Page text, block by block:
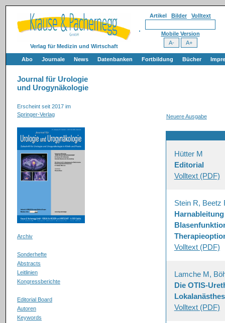
Verlag für Medizin und Wirtschaft
Artikel Bilder Volltext
Mobile Version
Abo Journale News Datenbanken Fortbildung Bücher
Journal für Urologie
und Urogynäkologie
Erscheint seit 2017 im
Springer-Verlag
Archiv
Sonderhefte
Abstracts
Leitlinien
Kongressberichte
Editorial Board
Autoren
Keywords
Neuere Ausgabe
Hütter M
Editorial
Volltext (PDF)
Stein R, Beetz
Volltext (PDF)
Lamche M,
Die OTIS-
Volltext (PDF)